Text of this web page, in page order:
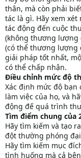
thân, mà còn phải
tác là gì. Hãy xem
tác động đến cuộc
(không thương lượng
(có thể thương lượng
giải pháp tốt nhất,
có thể chấp nhận.
Điều chỉnh mức độ
Xác định mức độ
làm việc của họ, và
động đế quá trình
Tìm điểm chung của
Hãy tìm kiếm và tạo
đột thường phóng
Hãy tìm kiếm mục
tình huống mà cả